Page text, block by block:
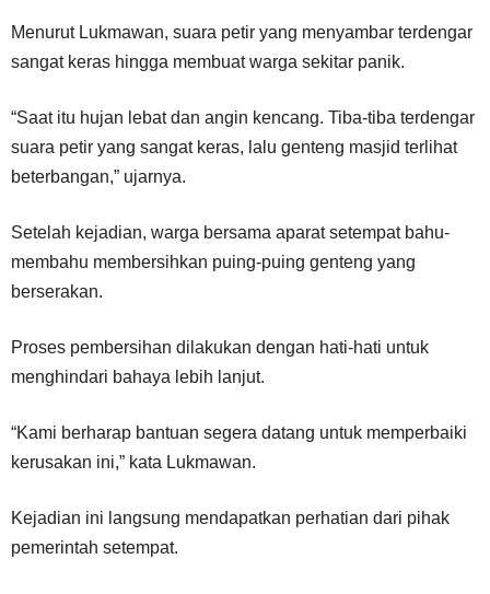
Menurut Lukmawan, suara petir yang menyambar terdengar
sangat keras hingga membuat warga sekitar panik.
“Saat itu hujan lebat dan angin kencang. Tiba-tiba terdengar
suara petir yang sangat keras, lalu genteng masjid terlihat
beterbangan,” ujarnya.
Setelah kejadian, warga bersama aparat setempat bahu-
membahu membersihkan puing-puing genteng yang
berserakan.
Proses pembersihan dilakukan dengan hati-hati untuk
menghindari bahaya lebih lanjut.
“Kami berharap bantuan segera datang untuk memperbaiki
kerusakan ini,” kata Lukmawan.
Kejadian ini langsung mendapatkan perhatian dari pihak
pemerintah setempat.